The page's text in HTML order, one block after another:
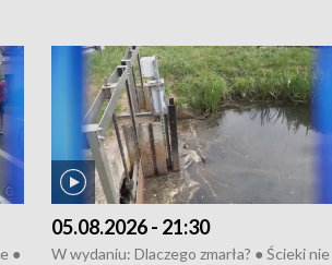
●
05.08.2026 - 21:30
W wydaniu: Dlaczego zmarła? ● Ścieki nie